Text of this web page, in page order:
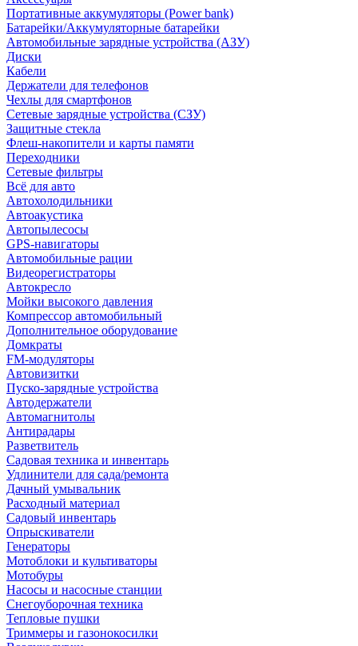
Портативные аккумуляторы (Power bank)
Батарейки/Аккумуляторные батарейки
Автомобильные зарядные устройства (АЗУ)
Диски
Кабели
Держатели для телефонов
Чехлы для смартфонов
Сетевые зарядные устройства (СЗУ)
Защитные стекла
Флеш-накопители и карты памяти
Переходники
Сетевые фильтры
Всё для авто
Автохолодильники
Автоакустика
Автопылесосы
GPS-навигаторы
Автомобильные рации
Видеорегистраторы
Автокресло
Мойки высокого давления
Компрессор автомобильный
Дополнительное оборудование
Домкраты
FM-модуляторы
Автовизитки
Пуско-зарядные устройства
Автодержатели
Автомагнитолы
Антирадары
Разветвитель
Садовая техника и инвентарь
Удлинители для сада/ремонта
Дачный умывальник
Расходный материал
Садовый инвентарь
Опрыскиватели
Генераторы
Мотоблоки и культиваторы
Мотобуры
Насосы и насосные станции
Снегоуборочная техника
Тепловые пушки
Триммеры и газонокосилки